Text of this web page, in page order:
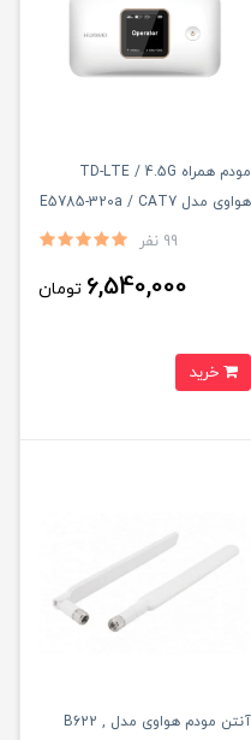
مودم همراه TD-LTE / 4.5G
هواوی مدل E5785-320a / CAT7
با سیم کارت TD-LTE و اینترنت
99 نفر
6,540,000 تومان
آنتن مودم هواوی مدل B622 ,